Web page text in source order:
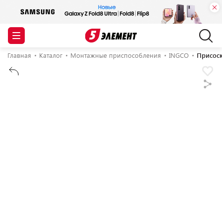
Главная Каталог Монтажные приспособления INGCO